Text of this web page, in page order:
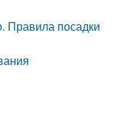
Правила посадки